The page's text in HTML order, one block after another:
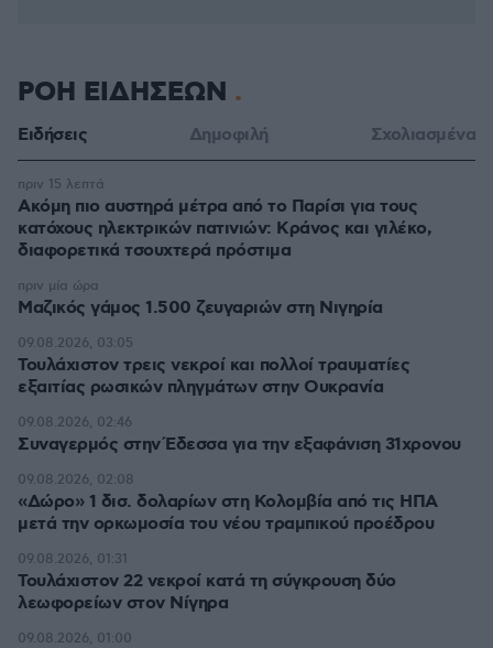
ΡΟΗ ΕΙΔΗΣΕΩΝ
Ειδήσεις Δημοφιλή Σχολιασμένα
Ακόμη πιο αυστηρά μέτρα από το Παρίσι για τους
κατόχους ηλεκτρικών πατινιών: Κράνος και γιλέκο,
διαφορετικά τσουχτερά πρόστιμα
πριν 15 λεπτά
Μαζικός γάμος 1.500 ζευγαριών στη Νιγηρία
πριν μία ώρα
Τουλάχιστον τρεις νεκροί και πολλοί τραυματίες
εξαιτίας ρωσικών πληγμάτων στην Ουκρανία
09.08.2026, 03:05
Συναγερμός στην Έδεσσα για την εξαφάνιση 31χρονου
09.08.2026, 02:46
«Δώρο» 1 δισ. δολαρίων στη Κολομβία από τις ΗΠΑ
μετά την ορκωμοσία του νέου τραμπικού προέδρου
09.08.2026, 02:08
Τουλάχιστον 22 νεκροί κατά τη σύγκρουση δύο
λεωφορείων στον Νίγηρα
09.08.2026, 01:31
09.08.2026, 01:00